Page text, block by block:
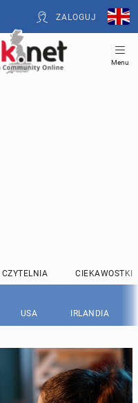
ZALOGUJ
Menu
CZYTELNIA CIEKAWOSTKI
USA IRLANDIA